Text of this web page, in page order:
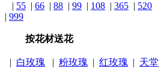
| 55 | 66 | 88 | 99 | 108 | 365 | 520
| 999
按花材送花
| 白玫瑰 | 粉玫瑰 | 红玫瑰 | 天堂